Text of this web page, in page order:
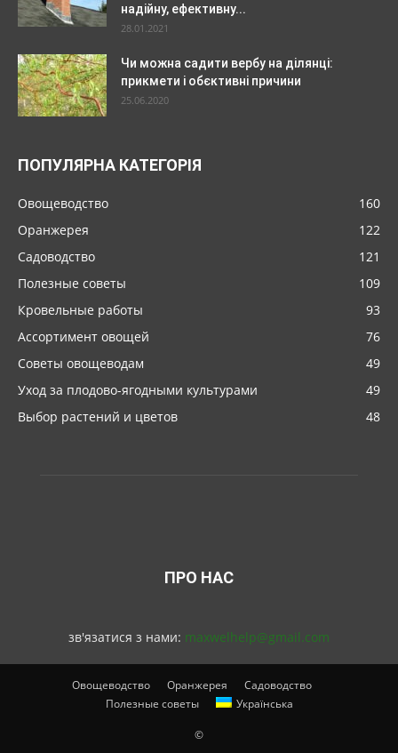
надійну, ефективну...
28.01.2021
Чи можна садити вербу на ділянці:
прикмети і обєктивні причини
25.06.2020
ПОПУЛЯРНА КАТЕГОРІЯ
Овощеводство
160
Оранжерея
122
Садоводство
121
Полезные советы
109
Кровельные работы
93
Ассортимент овощей
76
Советы овощеводам
49
Уход за плодово-ягодными культурами
49
Выбор растений и цветов
48
ПРО НАС
зв'язатися з нами: maxwelhelp@gmail.com
Овощеводство Оранжерея
Садоводство
Полезные советы
Українська
©